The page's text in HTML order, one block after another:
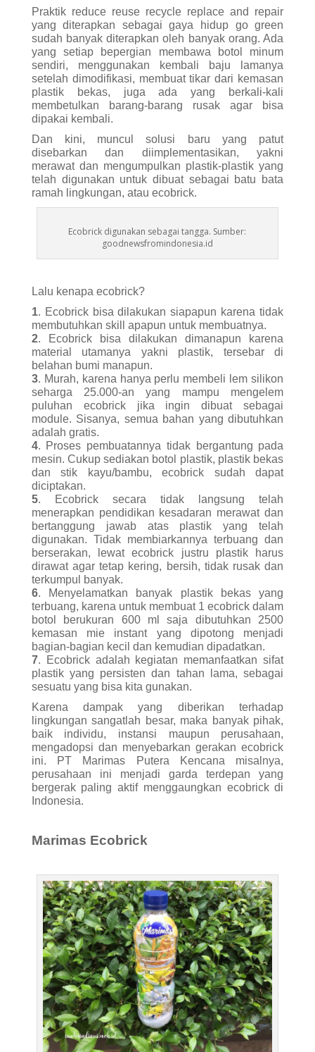
Praktik reduce reuse recycle replace and repair
yang diterapkan sebagai gaya hidup go green
sudah banyak diterapkan oleh banyak orang. Ada
yang setiap bepergian membawa botol minum
sendiri, menggunakan kembali baju lamanya
setelah dimodifikasi, membuat tikar dari kemasan
plastik bekas, juga ada yang berkali-kali
membetulkan barang-barang rusak agar bisa
dipakai kembali.
Dan kini, muncul solusi baru yang patut
disebarkan dan diimplementasikan, yakni
merawat dan mengumpulkan plastik-plastik yang
telah digunakan untuk dibuat sebagai batu bata
ramah lingkungan, atau ecobrick.
Ecobrick digunakan sebagai tangga. Sumber:
goodnewsfromindonesia.id
Lalu kenapa ecobrick?
1. Ecobrick bisa dilakukan siapapun karena tidak
membutuhkan skill apapun untuk membuatnya.
2. Ecobrick bisa dilakukan dimanapun karena
material utamanya yakni plastik, tersebar di
belahan bumi manapun.
3. Murah, karena hanya perlu membeli lem silikon
seharga 25.000-an yang mampu mengelem
puluhan ecobrick jika ingin dibuat sebagai
module. Sisanya, semua bahan yang dibutuhkan
adalah gratis.
4. Proses pembuatannya tidak bergantung pada
mesin. Cukup sediakan botol plastik, plastik bekas
dan stik kayu/bambu, ecobrick sudah dapat
diciptakan.
5. Ecobrick secara tidak langsung telah
menerapkan pendidikan kesadaran merawat dan
bertanggung jawab atas plastik yang telah
digunakan. Tidak membiarkannya terbuang dan
berserakan, lewat ecobrick justru plastik harus
dirawat agar tetap kering, bersih, tidak rusak dan
terkumpul banyak.
6. Menyelamatkan banyak plastik bekas yang
terbuang, karena untuk membuat 1 ecobrick dalam
botol berukuran 600 ml saja dibutuhkan 2500
kemasan mie instant yang dipotong menjadi
bagian-bagian kecil dan kemudian dipadatkan.
7. Ecobrick adalah kegiatan memanfaatkan sifat
plastik yang persisten dan tahan lama, sebagai
sesuatu yang bisa kita gunakan.
Karena dampak yang diberikan terhadap
lingkungan sangatlah besar, maka banyak pihak,
baik individu, instansi maupun perusahaan,
mengadopsi dan menyebarkan gerakan ecobrick
ini. PT Marimas Putera Kencana misalnya,
perusahaan ini menjadi garda terdepan yang
bergerak paling aktif menggaungkan ecobrick di
Indonesia.
Marimas Ecobrick